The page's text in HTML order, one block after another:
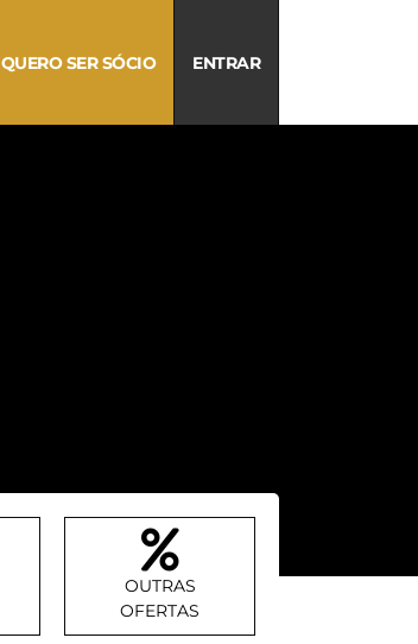
QUERO SER SÓCIO ENTRAR
OUTRAS
OFERTAS